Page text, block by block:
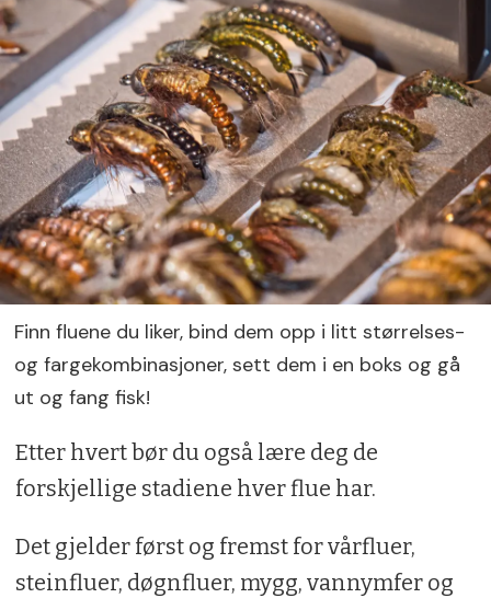
Finn fluene du liker, bind dem opp i litt størrelses-
og fargekombinasjoner, sett dem i en boks og gå
ut og fang fisk!
Etter hvert bør du også lære deg de
forskjellige stadiene hver flue har.
Det gjelder først og fremst for vårfluer,
steinfluer, døgnfluer, mygg, vannymfer og